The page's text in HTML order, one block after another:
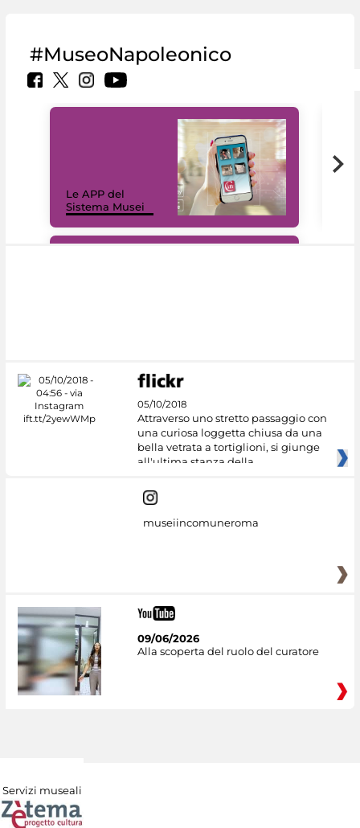
#MuseoNapoleonico
Le APP del
Sistema Musei
05/10/2018
Attraverso uno stretto passaggio con
una curiosa loggetta chiusa da una
bella vetrata a tortiglioni, si giunge
all'ultima stanza della
museiincomuneroma
09/06/2026
Alla scoperta del ruolo del curatore
Servizi museali